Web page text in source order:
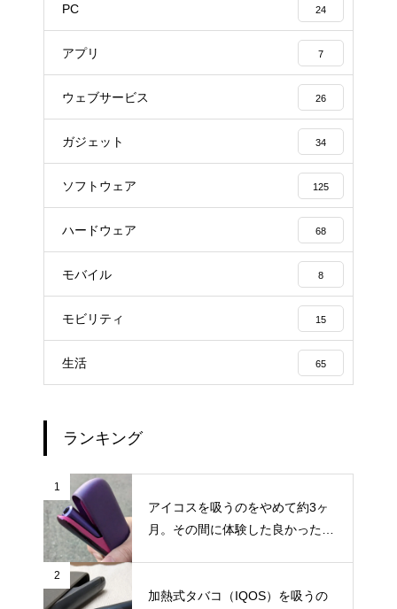
PC 24
アプリ 7
ウェブサービス 26
ガジェット 34
ソフトウェア 125
ハードウェア 68
モバイル 8
モビリティ 15
生活 65
ランキング
1
アイコスを吸うのをやめて約3ヶ
月。その間に体験した良かったこ
2
加熱式タバコ（IQOS）を吸うの